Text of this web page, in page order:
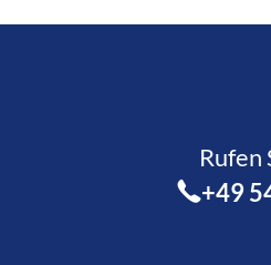
Rufen
+49